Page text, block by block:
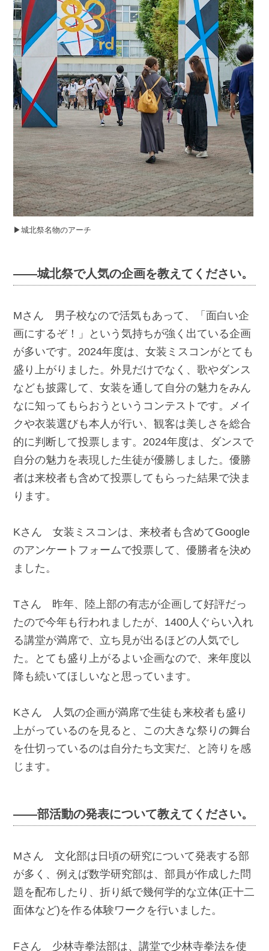
▶︎城北祭名物のアーチ
――城北祭で人気の企画を教えてください。
Mさん 男子校なので活気もあって、「面白い企
画にするぞ！」という気持ちが強く出ている企画
が多いです。2024年度は、女装ミスコンがとても
盛り上がりました。外見だけでなく、歌やダンス
なども披露して、女装を通して自分の魅力をみん
なに知ってもらおうというコンテストです。メイ
クや衣装選びも本人が行い、観客は美しさを総合
的に判断して投票します。2024年度は、ダンスで
自分の魅力を表現した生徒が優勝しました。優勝
者は来校者も含めて投票してもらった結果で決ま
ります。
Kさん 女装ミスコンは、来校者も含めてGoogle
のアンケートフォームで投票して、優勝者を決め
ました。
Tさん 昨年、陸上部の有志が企画して好評だっ
たので今年も行われましたが、1400人ぐらい入れ
る講堂が満席で、立ち見が出るほどの人気でし
た。とても盛り上がるよい企画なので、来年度以
降も続いてほしいなと思っています。
Kさん 人気の企画が満席で生徒も来校者も盛り
上がっているのを見ると、この大きな祭りの舞台
を仕切っているのは自分たち文実だ、と誇りを感
じます。
――部活動の発表について教えてください。
Mさん 文化部は日頃の研究について発表する部
が多く、例えば数学研究部は、部員が作成した問
題を配布したり、折り紙で幾何学的な立体(正十二
面体など)を作る体験ワークを行いました。
Fさん 少林寺拳法部は、講堂で少林寺拳法を使